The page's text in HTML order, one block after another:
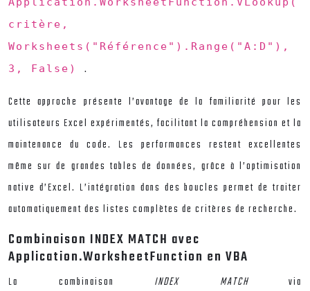
critère,
Worksheets("Référence").Range("A:D"),
3, False) .
Cette approche présente l’avantage de la familiarité pour les
utilisateurs Excel expérimentés, facilitant la compréhension et la
maintenance du code. Les performances restent excellentes
même sur de grandes tables de données, grâce à l’optimisation
native d’Excel. L’intégration dans des boucles permet de traiter
automatiquement des listes complètes de critères de recherche.
Combinaison INDEX MATCH avec
Application.WorksheetFunction en VBA
La combinaison INDEX MATCH via